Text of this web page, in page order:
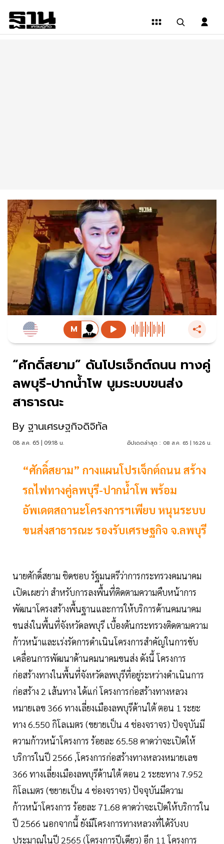
“ศักดิ์สยาม” ดันโปรเจ็กต์ถนน ทางคู่
ลพบุรี-ปากน้ำโพ บูมระบบขนส่ง
สาธารณะ
By ฐานเศรษฐกิจดิจิทัล
08 ส.ค. 65 | 09:18 น. อัปเดตล่าสุด : 08 ส.ค. 65 | 16:26 น.
“ศักดิ์สยาม” กางแผนโปรเจ็กต์ถนน สร้าง
รถไฟทางคู่ลพบุรี-ปากน้ำโพ พร้อม
อัพเดตสถานะโครงการฯเพียบ หนุนระบบ
ขนส่งสาธารณะ รองรับเศรษฐกิจ จ.ลพบุรี
นายศักดิ์สยาม ชิดชอบ รัฐมนตรีว่าการกระทรวงคมนาคม
เปิดเผยว่า สำหรับการลงพื้นที่ติดตามความคืบหน้าการ
พัฒนาโครงสร้างพื้นฐานและการให้บริการด้านคมนาคม
ขนส่งในพื้นที่จังหวัดลพบุรี เบื้องต้นกระทรวงติดตามความ
ก้าวหน้าและเร่งรัดการดำเนินโครงการสำคัญในการขับ
เคลื่อนการพัฒนาด้านคมนาคมขนส่ง ดังนี้ โครงการ
ก่อสร้างทางในพื้นที่จังหวัดลพบุรีที่อยู่ระหว่างดำเนินการ
ก่อสร้าง 2 เส้นทาง ได้แก่ โครงการก่อสร้างทางหลวง
หมายเลข 366 ทางเลี่ยงเมืองลพบุรีด้านใต้ ตอน 1 ระยะ
ทาง 6.550 กิโลเมตร (ขยายเป็น 4 ช่องจราจร) ปัจจุบันมี
ความก้าวหน้าโครงการ ร้อยละ 65.58 คาดว่าจะเปิดให้
บริการในปี 2566 ,โครงการก่อสร้างทางหลวงหมายเลข
366 ทางเลี่ยงเมืองลพบุรีด้านใต้ ตอน 2 ระยะทาง 7.952
กิโลเมตร (ขยายเป็น 4 ช่องจราจร) ปัจจุบันมีความ
ก้าวหน้าโครงการ ร้อยละ 71.68 คาดว่าจะเปิดให้บริการใน
ปี 2566 นอกจากนี้ ยังมีโครงการทางหลวงที่ได้รับงบ
ประมาณในปี 2565 (โครงการปีเดียว) อีก 11 โครงการ